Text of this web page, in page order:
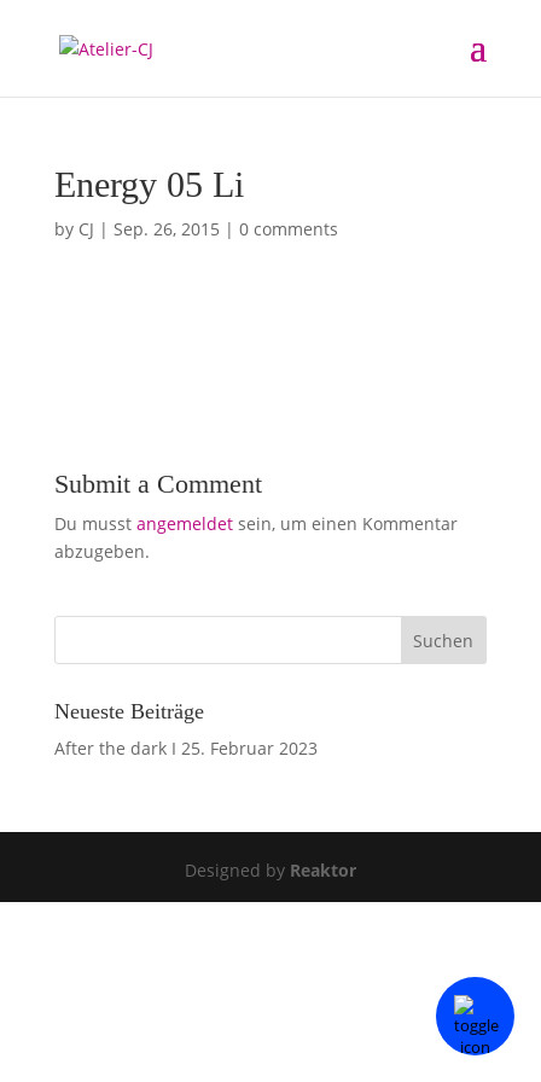
Energy 05 Li
by CJ | Sep. 26, 2015 | 0 comments
Submit a Comment
Du musst angemeldetsein, um einen Kommentar
abzugeben.
Neueste Beiträge
After the dark I 25. Februar 2023
Designed by Reaktor